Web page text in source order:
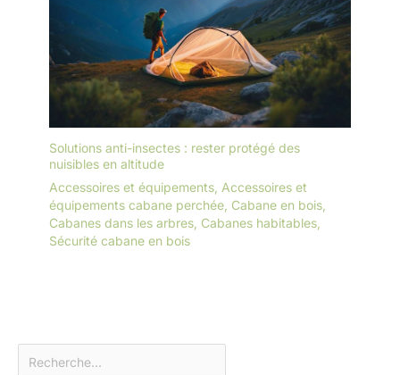
Solutions anti-insectes : rester protégé des
nuisibles en altitude
Accessoires et équipements, Accessoires et
équipements cabane perchée, Cabane en bois,
Cabanes dans les arbres, Cabanes habitables,
Sécurité cabane en bois